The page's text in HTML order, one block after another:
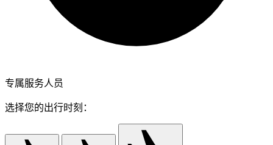
专属服务人员
选择您的出行时刻：